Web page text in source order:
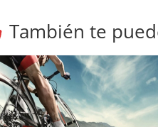
También te